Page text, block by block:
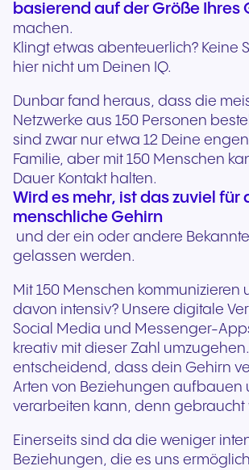
basierend auf der Größe Ihres
machen.
Klingt etwas abenteuerlich? Keine
hier nicht um Deinen IQ.
Dunbar fand heraus, dass die
Netzwerke aus 150 Personen
sind zwar nur etwa 12 Deine
Familie, aber mit 150 Menschen
Dauer Kontakt halten.
Wird es mehr, ist das zuviel für
menschliche Gehirn
und der ein oder andere
gelassen werden.
Mit 150 Menschen kommunizieren
davon intensiv? Unsere digitale
Social Media und Messenger-
kreativ mit dieser Zahl
entscheidend, dass dein Gehirn
Arten von Beziehungen aufbauen
verarbeiten kann, denn
Einerseits sind da die weniger
Beziehungen, die es uns